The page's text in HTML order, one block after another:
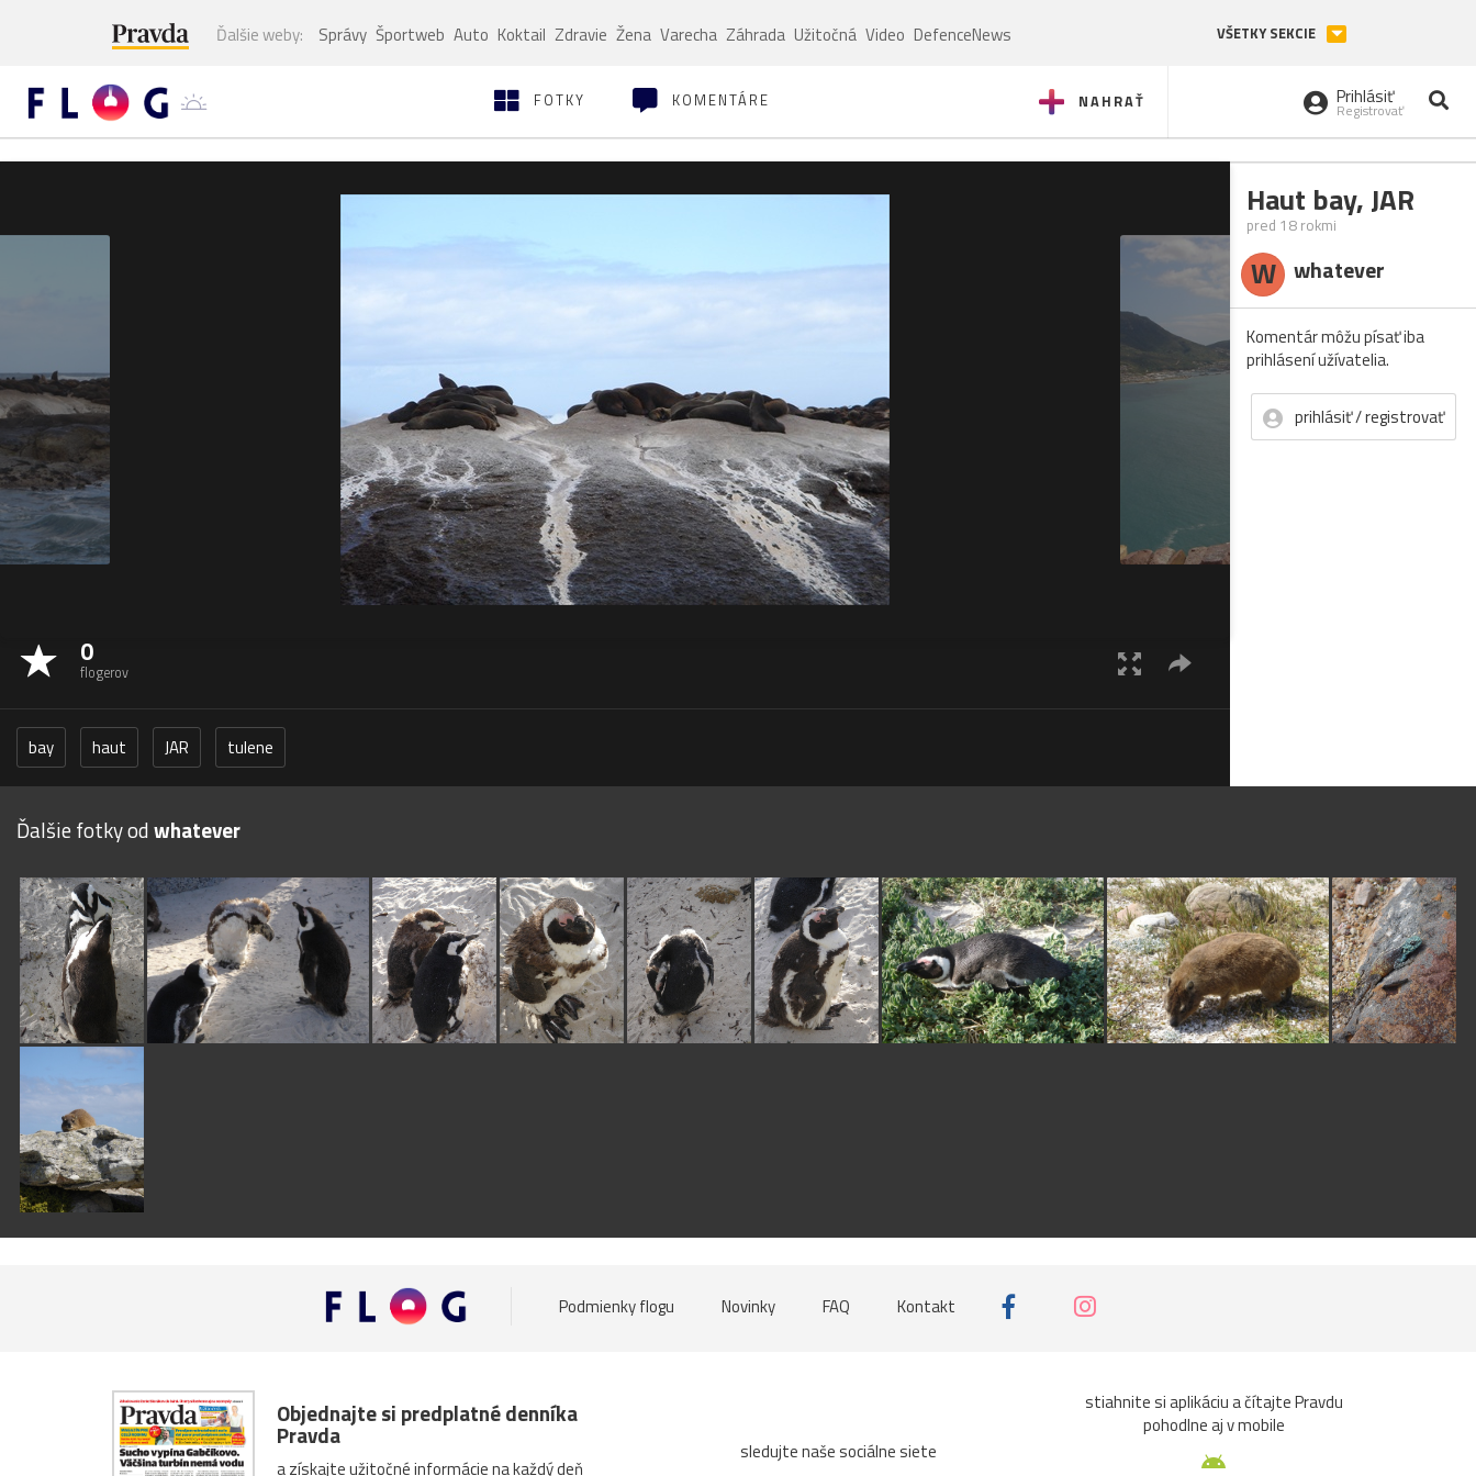
Ďalšie weby: Správy Športweb Auto Koktail Zdravie Žena Varecha Záhrada Užitočná Video DefenceNews VŠETKY SEKCIE
NAHRAŤ
FOTKY KOMENTÁRE Prihlásiť
Registrovať
0
flogerov
bay haut JAR tulene
Haut bay, JAR
pred 18 rokmi
W whatever
Komentár môžu písať iba
prihlásení užívatelia.
prihlásiť / registrovať
Ďalšie fotky odwhatever
Podmienky flogu Novinky FAQ Kontakt
Objednajte si predplatné denníka
Pravda
a získajte užitočné informácie na každý deň
sledujte naše sociálne siete
stiahnite si aplikáciu a čítajte Pravdu
pohodlne aj v mobile